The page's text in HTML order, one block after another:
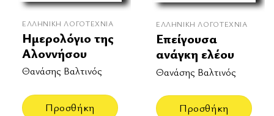
ΕΛΛΗΝΙΚΉ ΛΟΓΟΤΕΧΝΊΑ
Ημερολόγιο της
Αλοννήσου
Θανάσης Βαλτινός
Προσθήκη
ΕΛΛΗΝΙΚΉ ΛΟΓΟΤΕΧΝΊΑ
Επείγουσα
ανάγκη ελέου
Θανάσης Βαλτινός
Προσθήκη